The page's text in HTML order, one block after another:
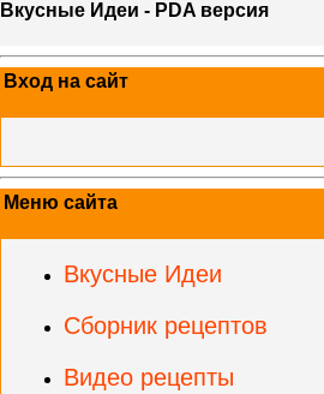
Вкусные Идеи - PDA версия
Вход на сайт
Меню сайта
Вкусные Идеи
Сборник рецептов
Видео рецепты